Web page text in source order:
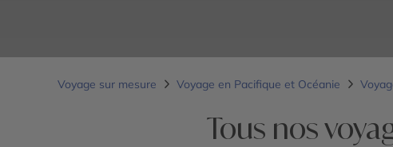
Voyage sur mesure Voyage en Pacifique et Océanie
Tous nos